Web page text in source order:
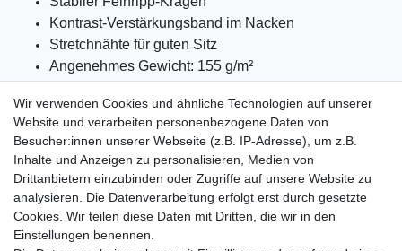
Kontrast-Verstärkungsband im Nacken
Stretchnähte für guten Sitz
Angenehmes Gewicht: 155 g/m²
Ideal für:Alltag, Freizeit, Arbeit, Sport, unter Hemden oder
Sweatshirts.
Wir verwenden Cookies und ähnliche Technologien auf unserer
Website und verarbeiten personenbezogene Daten von
Besucher:innen unserer Webseite (z.B. IP-Adresse), um z.B.
Inhalte und Anzeigen zu personalisieren, Medien von
Drittanbietern einzubinden oder Zugriffe auf unsere Website zu
analysieren. Die Datenverarbeitung erfolgt erst durch gesetzte
Cookies. Wir teilen diese Daten mit Dritten, die wir in den
Einstellungen benennen.